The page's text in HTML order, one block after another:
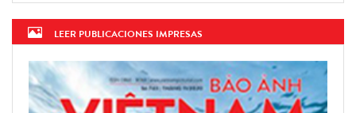
LEER PUBLICACIONES IMPRESAS